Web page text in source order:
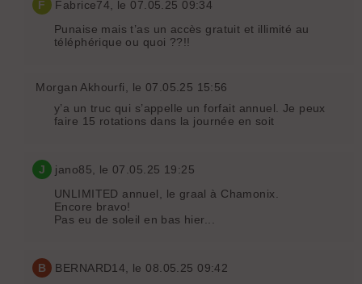
F Fabrice74 , le 07.05.25 09:34
Punaise mais t’as un accès gratuit et illimité au
téléphérique ou quoi ??!!
Morgan Akhourfi
, le 07.05.25 15:56
y’a un truc qui s’appelle un forfait annuel. Je peux
faire 15 rotations dans la journée en soit
J jano85 , le 07.05.25 19:25
UNLIMITED annuel, le graal à Chamonix.
Encore bravo!
Pas eu de soleil en bas hier...
B BERNARD14 , le 08.05.25 09:42